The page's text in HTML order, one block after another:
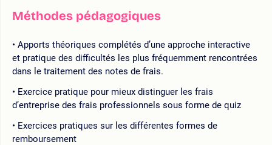
Méthodes pédagogiques
Apports théoriques complétés d’une approche interactive
et pratique des difficultés les plus fréquemment rencontrées
dans le traitement des notes de frais.
Exercice pratique pour mieux distinguer les frais
d’entreprise des frais professionnels sous forme de quiz
Exercices pratiques sur les différentes formes de
remboursement